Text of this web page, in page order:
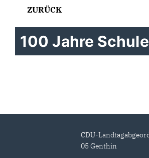
ZURÜCK
100 Jahre
CDU-
05 Genthin